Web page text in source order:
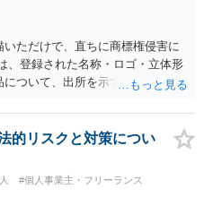
ただけで、直ちに商標権侵害に
、登録された名称・ロゴ・立体形
ついて、出所を示す表示として
権侵害にはなりにくいと考えら
形状を商品名・広告に大きく表示
させる販売方法であれば、商標
ます。家具のデザインに著作権
題となります。 無料のSNS投稿
的リスクと対策につい
#個人事業主・フリーランス